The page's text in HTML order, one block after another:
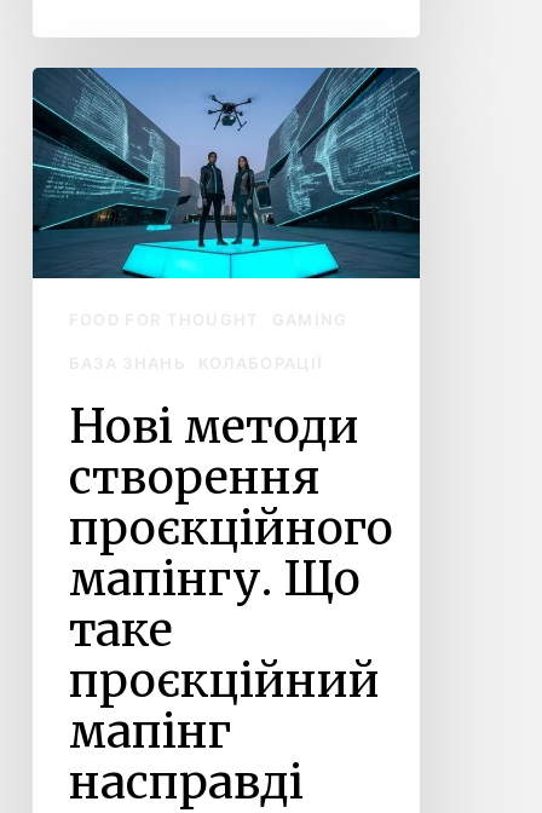
Нові
методи
створення
проєкційного
мапінгу. Що
таке
проєкційний
Нові методи
створення
проєкційного
мапінгу. Що
таке
проєкційний
мапінг
насправді